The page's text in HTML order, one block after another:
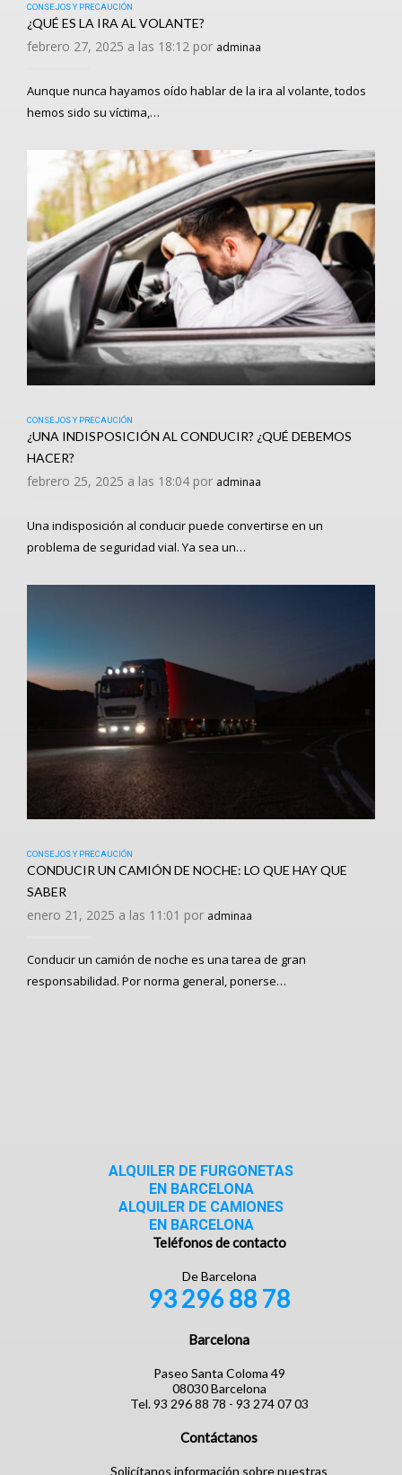
CONSEJOS Y PRECAUCIÓN
¿QUÉ ES LA IRA AL VOLANTE?
febrero 27, 2025 a las 18:12 por adminaa
Aunque nunca hayamos oído hablar de la ira al volante, todos
hemos sido su víctima,…
CONSEJOS Y PRECAUCIÓN
¿UNA INDISPOSICIÓN AL CONDUCIR? ¿QUÉ DEBEMOS
HACER?
febrero 25, 2025 a las 18:04 por adminaa
Una indisposición al conducir puede convertirse en un
problema de seguridad vial. Ya sea un…
CONSEJOS Y PRECAUCIÓN
CONDUCIR UN CAMIÓN DE NOCHE: LO QUE HAY QUE
SABER
enero 21, 2025 a las 11:01 por adminaa
Conducir un camión de noche es una tarea de gran
responsabilidad. Por norma general, ponerse…
ALQUILER DE FURGONETAS
EN BARCELONA
ALQUILER DE CAMIONES
EN BARCELONA
Teléfonos de contacto
De Barcelona
93 296 88 78
Barcelona
Paseo Santa Coloma 49
08030 Barcelona
Tel. 93 296 88 78 - 93 274 07 03
Contáctanos
Solicítanos información sobre nuestras